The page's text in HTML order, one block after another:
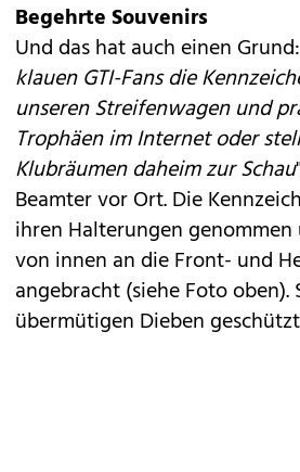
Begehrte Souvenirs
Und das hat auch einen
klauen GTI-Fans die
unseren Streifenwagen und
Trophäen im Internet oder
Klubräumen daheim zur Schau
Beamter vor Ort. Die
ihren Halterungen
von innen an die Front- und
angebracht (siehe Foto oben).
übermütigen Dieben